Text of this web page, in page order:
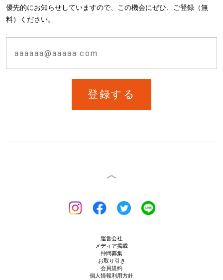
優先的にお知らせしていますので、この機会にぜひ、ご登録（無
料）ください。
登録する
運営会社
メディア掲載
仲間募集
お取り引き
会員規約
個人情報利用方針